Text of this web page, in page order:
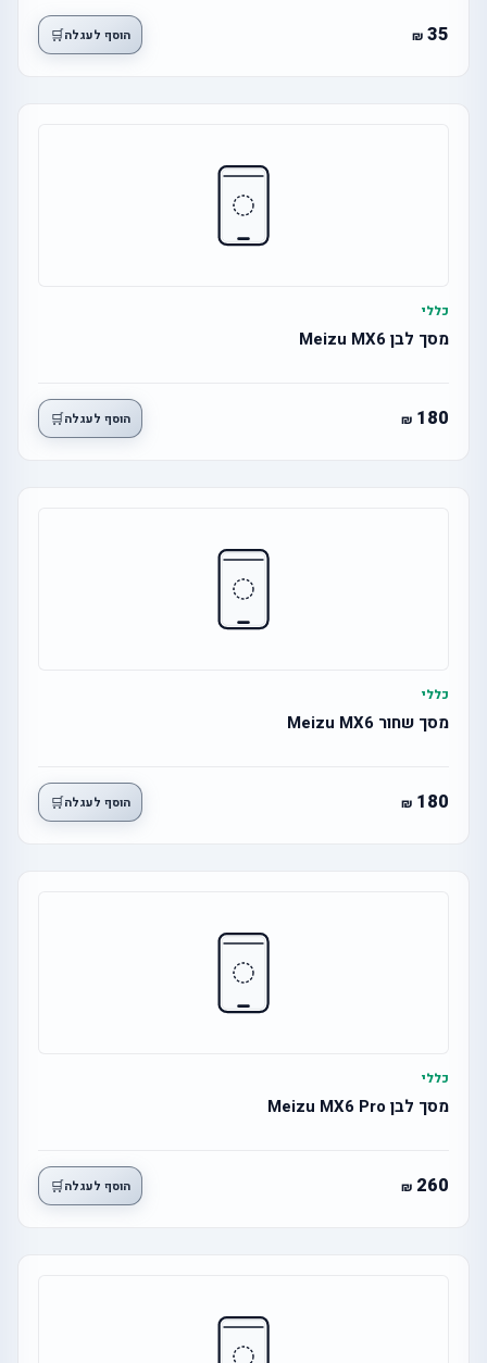
35 הוסף לעגלה🛒
כללי
מסך לבן Meizu MX6
180 הוסף לעגלה🛒
כללי
מסך שחור Meizu MX6
180 הוסף לעגלה🛒
כללי
מסך לבן Meizu MX6 Pro
260 הוסף לעגלה🛒